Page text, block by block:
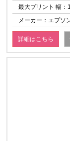
最大プリント 幅：
メーカー：エプソ
詳細はこちら